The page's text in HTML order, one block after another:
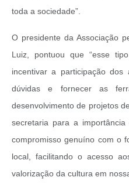
toda a sociedade”.
O presidente da Associação
Luiz, pontuou que “esse
incentivar a participação
dúvidas e fornecer as
desenvolvimento de projetos
secretaria para a
compromisso genuíno com o
local, facilitando o acesso
valorização da cultura em